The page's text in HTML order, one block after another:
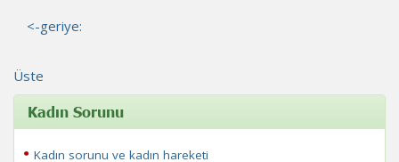
<-geriye:
Üste
Kadın Sorunu
Kadın sorunu ve kadın hareketi